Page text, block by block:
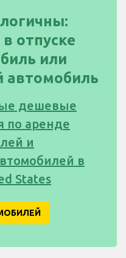
отпуске
или
автомобиль
дешевые
по аренде
и
в
States